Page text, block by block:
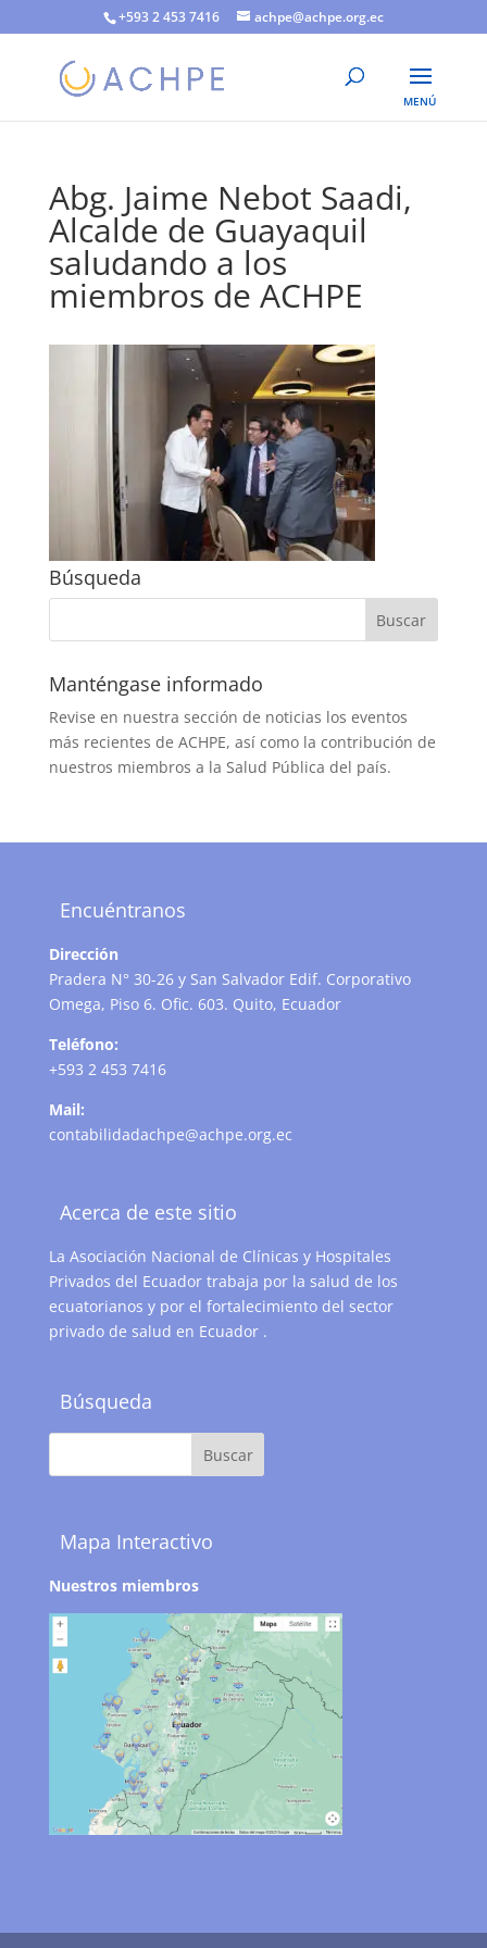
+593 2 453 7416 achpe@achpe.org.ec
Abg. Jaime Nebot Saadi,
Alcalde de Guayaquil
saludando a los
miembros de ACHPE
Búsqueda
Manténgase informado
Revise en nuestra sección de noticias los eventos
más recientes de ACHPE, así como la contribución de
nuestros miembros a la Salud Pública del país.
Encuéntranos
Dirección
Pradera N° 30-26 y San Salvador Edif. Corporativo
Omega, Piso 6. Ofic. 603. Quito, Ecuador
Teléfono:
+593 2 453 7416
Mail:
contabilidadachpe@achpe.org.ec
Acerca de este sitio
La Asociación Nacional de Clínicas y Hospitales
Privados del Ecuador trabaja por la salud de los
ecuatorianos y por el fortalecimiento del sector
privado de salud en Ecuador .
Búsqueda
Mapa Interactivo
Nuestros miembros